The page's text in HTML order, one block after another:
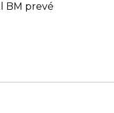
BM prevé